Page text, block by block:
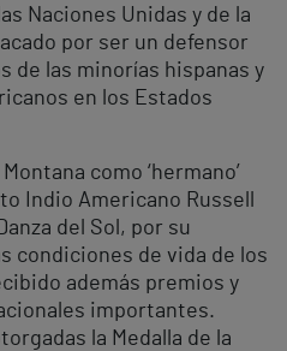
Naciones Unidas y de la
por ser un defensor
de las minorías hispanas y
en los Estados
como ‘hermano’
Indio Americano Russell
del Sol, por su
condiciones de vida de los
además premios y
importantes.
la Medalla de la